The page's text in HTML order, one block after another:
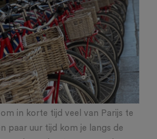
in korte tijd veel van Parijs te
paar uur tijd kom je langs de